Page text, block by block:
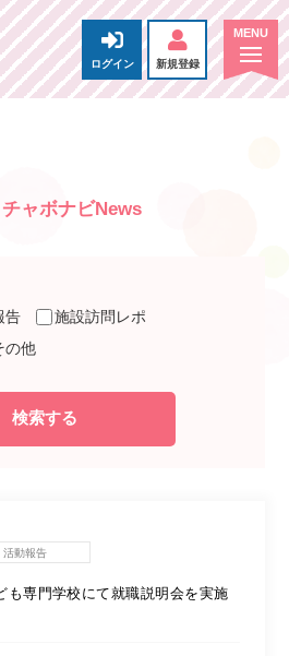
ログイン 新規登録
チャボナビNews
告
施設訪問レポ
の他
検索する
活動報告
も専門学校にて就職説明会を実施